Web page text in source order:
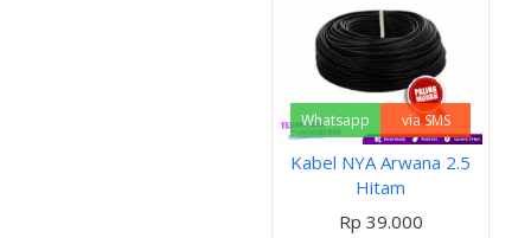
Whatsapp via SMS
Kabel NYA Arwana 2.5
Hitam
Rp 39.000